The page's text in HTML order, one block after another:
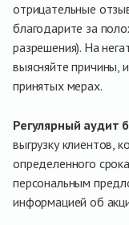
отрицательные
благодарите за
разрешения). На
выясняйте причины,
принятых мерах.
Регулярный аудит
выгрузку клиентов,
определенного
персональным
информацией об